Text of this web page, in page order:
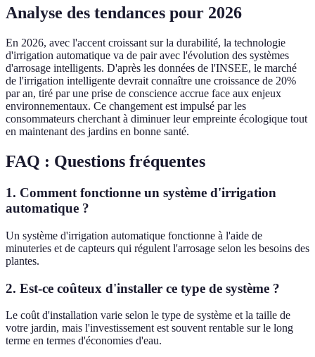
Analyse des tendances pour 2026
En 2026, avec l'accent croissant sur la durabilité, la technologie
d'irrigation automatique va de pair avec l'évolution des systèmes
d'arrosage intelligents. D'après les données de l'INSEE, le marché
de l'irrigation intelligente devrait connaître une croissance de 20%
par an, tiré par une prise de conscience accrue face aux enjeux
environnementaux. Ce changement est impulsé par les
consommateurs cherchant à diminuer leur empreinte écologique tout
en maintenant des jardins en bonne santé.
FAQ : Questions fréquentes
1. Comment fonctionne un système d'irrigation
automatique ?
Un système d'irrigation automatique fonctionne à l'aide de
minuteries et de capteurs qui régulent l'arrosage selon les besoins des
plantes.
2. Est-ce coûteux d'installer ce type de système ?
Le coût d'installation varie selon le type de système et la taille de
votre jardin, mais l'investissement est souvent rentable sur le long
terme en termes d'économies d'eau.